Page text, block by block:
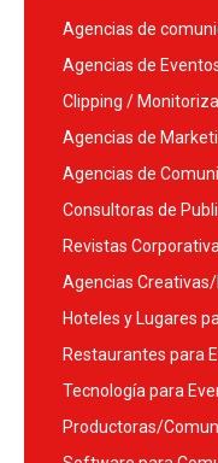
Agencias de
Agencias de
Clipping /
Agencias de
Agencias de
Consultoras de
Revistas
Agencias
Hoteles y Lugares
Restaurantes para
Tecnología para
Productoras/